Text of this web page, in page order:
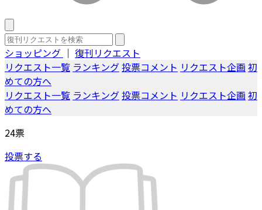
ショッピング ｜ 復刊リクエスト
リクエスト一覧 ランキング投票コメント リクエスト企画 初
めての方へ
リクエスト一覧 ランキング投票コメント リクエスト企画 初
めての方へ
24票
投票する